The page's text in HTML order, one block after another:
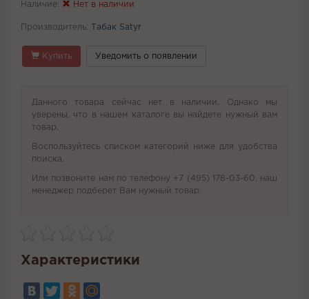
Наличие: Нет в наличии
Производитель: Табак Satyr
Купить Уведомить о появлении
Данного товара сейчас нет в наличии. Однако мы
уверены, что в нашем каталоге вы найдете нужный вам
товар.
Воспользуйтесь списком категорий ниже для удобства
поиска.
Или позвоните нам по телефону +7 (495) 178-03-60, наш
менеджер подберет Вам нужный товар.
Характеристики